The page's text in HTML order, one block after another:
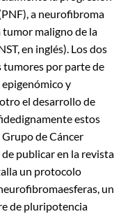
a neurofibroma
tumor maligno de la
en inglés). Los dos
tumores por parte de
y
el desarrollo de
estos
de Cáncer
publicar en la revista
un protocolo
un
de pluripotencia